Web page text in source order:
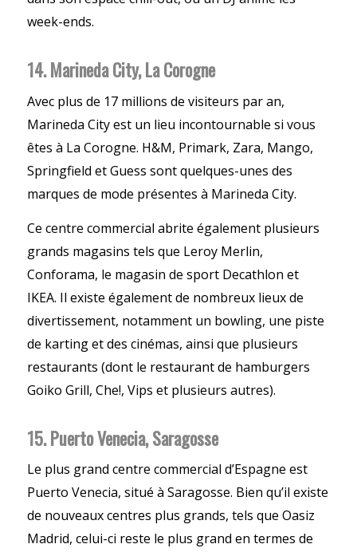
week-ends.
14. Marineda City, La Corogne
Avec plus de 17 millions de visiteurs par an,
Marineda City est un lieu incontournable si vous
êtes à La Corogne. H&M, Primark, Zara, Mango,
Springfield et Guess sont quelques-unes des
marques de mode présentes à Marineda City.
Ce centre commercial abrite également plusieurs
grands magasins tels que Leroy Merlin,
Conforama, le magasin de sport Decathlon et
IKEA. Il existe également de nombreux lieux de
divertissement, notamment un bowling, une piste
de karting et des cinémas, ainsi que plusieurs
restaurants (dont le restaurant de hamburgers
Goiko Grill, Che!, Vips et plusieurs autres).
15. Puerto Venecia, Saragosse
Le plus grand centre commercial d’Espagne est
Puerto Venecia, situé à Saragosse. Bien qu’il existe
de nouveaux centres plus grands, tels que Oasiz
Madrid, celui-ci reste le plus grand en termes de